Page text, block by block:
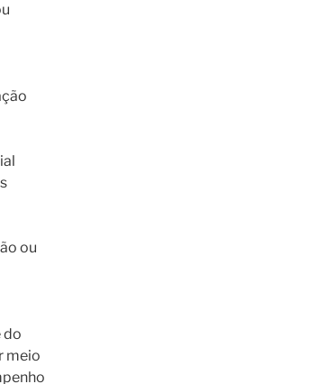
ou
do
meio